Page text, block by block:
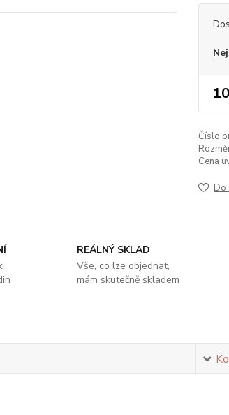
Číslo
Cena
Do
REÁLNÝ SKLAD
Vše, co lze objednat,
mám skutečně skladem